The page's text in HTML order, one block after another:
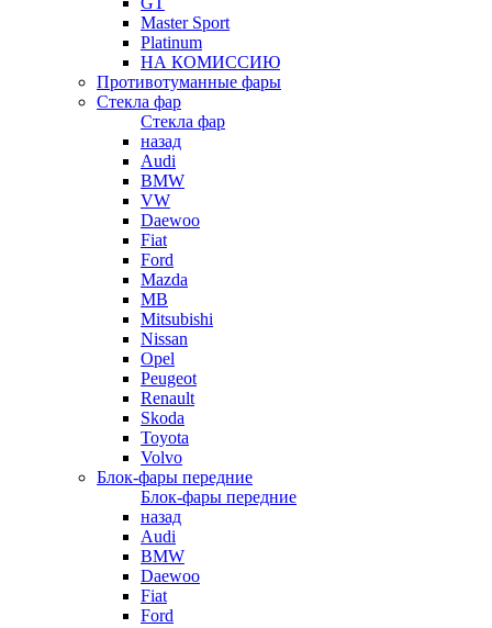
Master Sport
Platinum
НА КОМИССИЮ
Противотуманные фары
Стекла фар
Стекла фар
назад
Audi
BMW
VW
Daewoo
Fiat
Ford
Mazda
MB
Mitsubishi
Nissan
Opel
Peugeot
Renault
Skoda
Toyota
Volvo
Блок-фары передние
Блок-фары передние
назад
Audi
BMW
Daewoo
Fiat
Ford